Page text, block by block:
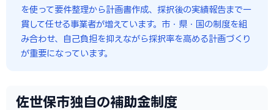
を使って要件整理から計画書作成、採択後の実績報告まで一
貫して任せる事業者が増えています。市・県・国の制度を組
み合わせ、自己負担を抑えながら採択率を高める計画づくり
が重要になっています。
佐世保市独自の補助金制度